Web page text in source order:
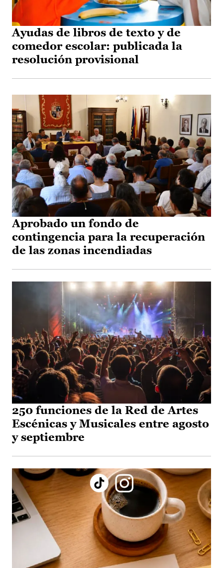
Ayudas de libros de texto y de
comedor escolar: publicada la
resolución provisional
Aprobado un fondo de
contingencia para la recuperación
de las zonas incendiadas
250 funciones de la Red de Artes
Escénicas y Musicales entre agosto
y septiembre